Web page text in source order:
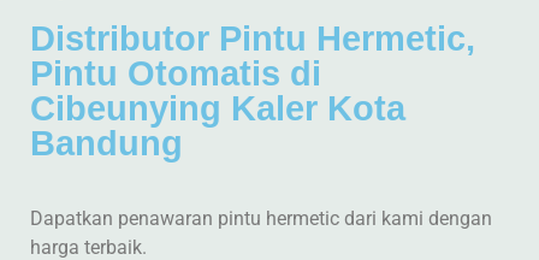
Distributor Pintu Hermetic,
Pintu Otomatis di
Cibeunying Kaler Kota
Bandung
Dapatkan penawaran pintu hermetic dari kami dengan
harga terbaik.